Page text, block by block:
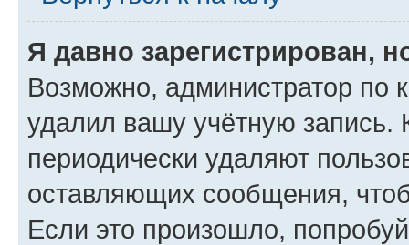
Я давно зарегистрирован,
Возможно, администратор по
удалил вашу учётную запись.
периодически удаляют
оставляющих сообщения,
Если это произошло,